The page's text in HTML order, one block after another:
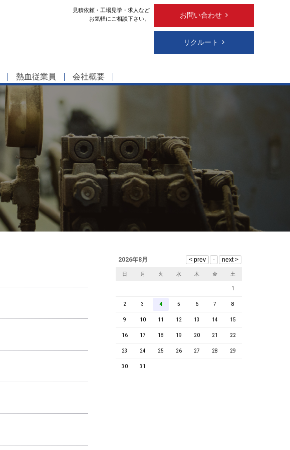
見積依頼・工場見学・求人など
お気軽にご相談下さい。
お問い合わせ
リクルート
熱血従業員 会社概要
2026年8月
日 月 火 水 木 金 土
1
2 3 4 5 6 7 8
9 10 11 12 13 14 15
16 17 18 19 20 21 22
23 24 25 26 27 28 29
30 31